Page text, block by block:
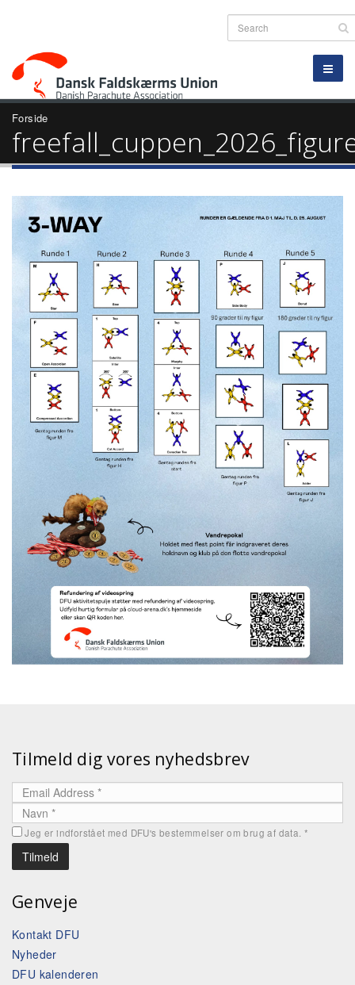
Forside
Tilmeld dig vores nyhedsbrev
Jeg er indforstået med DFU's bestemmelser om brug af data.*
Genveje
Kontakt DFU
Nyheder
DFU kalenderen